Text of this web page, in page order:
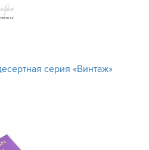
серия «Винтаж»